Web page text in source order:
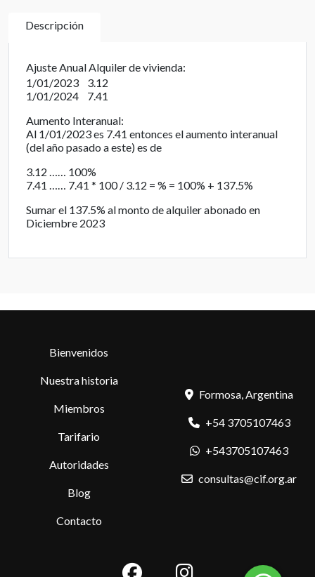
Descripción
Ajuste Anual Alquiler de vivienda:
1/01/2023 3.12
1/01/2024 7.41
Aumento Interanual:
Al 1/01/2023 es 7.41 entonces el aumento interanual
(del año pasado a este) es de
3.12 …… 100%
7.41 …… 7.41 * 100 / 3.12 = % = 100% + 137.5%
Sumar el 137.5% al monto de alquiler abonado en
Diciembre 2023
Bienvenidos
Nuestra historia
Miembros
Tarifario
Autoridades
Blog
Contacto
Formosa, Argentina
+54 3705107463
+543705107463
consultas@cif.org.ar